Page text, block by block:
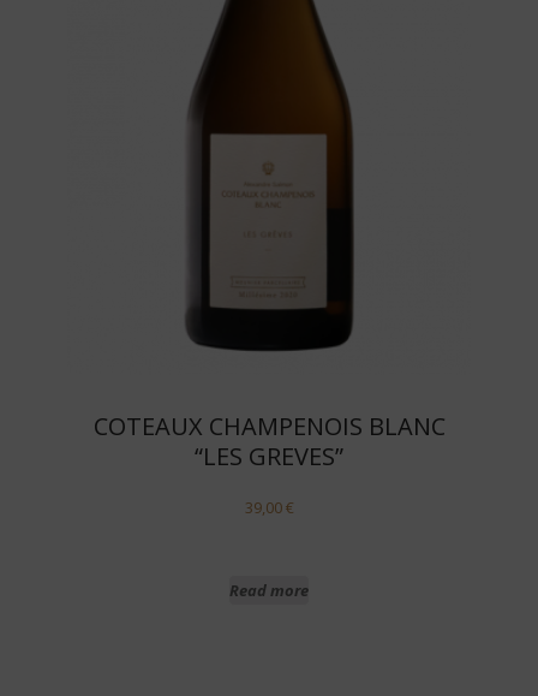
COTEAUX CHAMPENOIS BLANC
“LES GREVES”
39,00€
Read more